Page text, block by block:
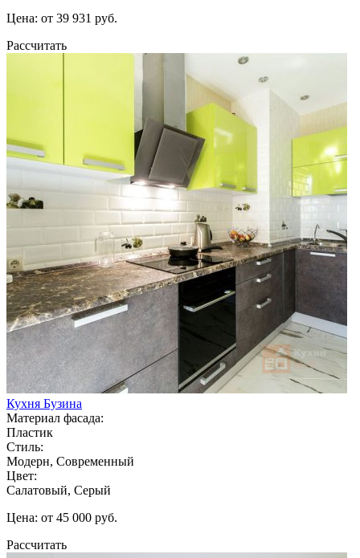
Цена: от 39 931 руб.
Рассчитать
Кухня Бузина
Материал фасада:
Пластик
Стиль:
Модерн, Современный
Цвет:
Салатовый, Серый
Цена: от 45 000 руб.
Рассчитать